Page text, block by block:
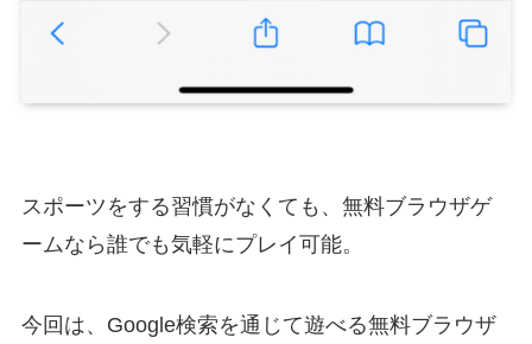
スポーツをする習慣がなくても、無料ブラウザゲ
ームなら誰でも気軽にプレイ可能。
今回は、Google検索を通じて遊べる無料ブラウザ